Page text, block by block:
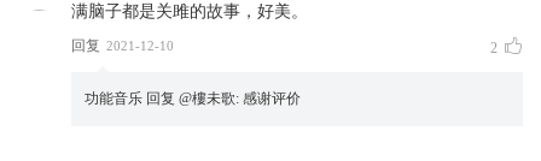
满脑子都是关雎的故事，好美。
回复 2021-12-10 2
功能音乐 回复 @樓未歌: 感谢评价